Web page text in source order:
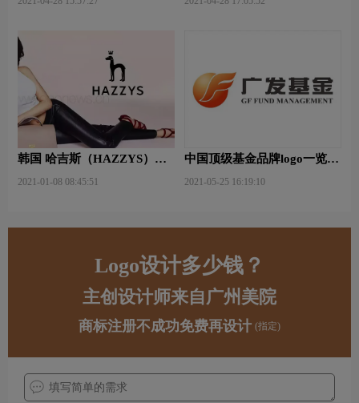
韩国 哈吉斯（HAZZYS）品
2021-01-08 08:45:51
中国顶级基金品牌logo一览：
2021-05-25 16:19:10
Logo设计多少钱？
主创设计师来自广州美院
商标注册不成功免费再设计 (指定)